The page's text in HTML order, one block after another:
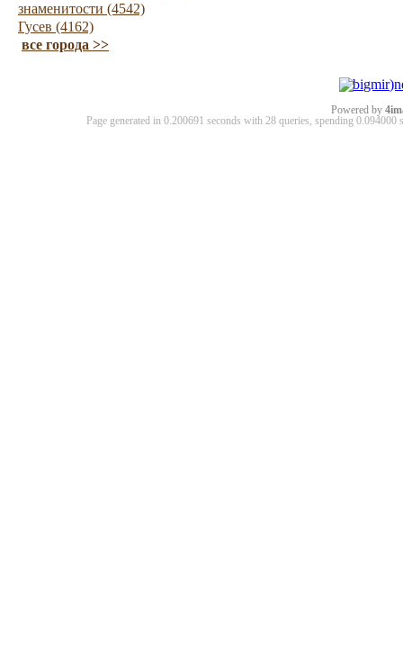
знаменитости (4542)
Гусев (4162)
все города >>
Powered by
Page generated in 0.200691 seconds with 28 queries, spending